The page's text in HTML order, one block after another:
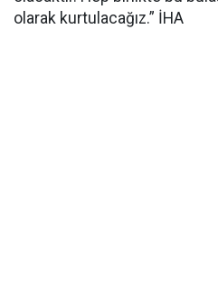
olarak kurtulacağız.” İHA